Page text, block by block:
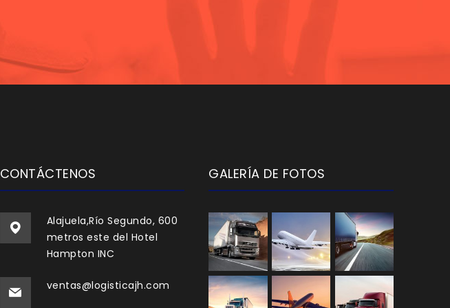
CONTÁCTENOS
Alajuela,Río Segundo, 600
metros este del Hotel
Hampton INC
ventas@logisticajh.com
GALERÍA DE FOTOS